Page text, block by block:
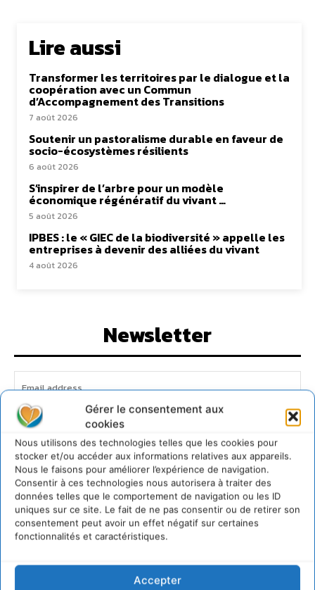
Gérer le consentement aux
cookies
Nous utilisons des technologies telles que les cookies pour
stocker et/ou accéder aux informations relatives aux appareils.
Nous le faisons pour améliorer l’expérience de navigation.
Consentir à ces technologies nous autorisera à traiter des
données telles que le comportement de navigation ou les ID
uniques sur ce site. Le fait de ne pas consentir ou de retirer son
consentement peut avoir un effet négatif sur certaines
fonctionnalités et caractéristiques.
Accepter
Lire aussi
Transformer les territoires par le dialogue et la
coopération avec un Commun
d’Accompagnement des Transitions
7 août 2026
Soutenir un pastoralisme durable en faveur de
socio-écosystèmes résilients
6 août 2026
S’inspirer de l’arbre pour un modèle
économique régénératif du vivant …
5 août 2026
IPBES : le « GIEC de la biodiversité » appelle les
entreprises à devenir des alliées du vivant
4 août 2026
Newsletter